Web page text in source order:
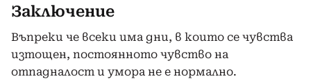
Заключение
Въпреки че всеки има дни, в които се чувства
изтощен, постоянното чувство на
отпадналост и умора не е нормално.